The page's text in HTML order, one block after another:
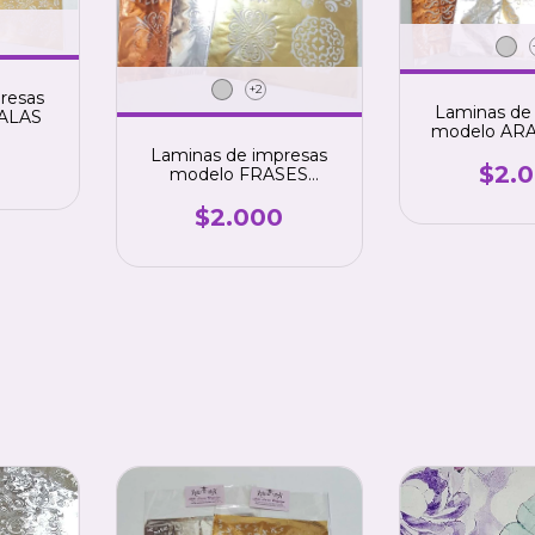
+2
Laminas de impresas
modelo FRASES
$2.000
Laminas
modelo